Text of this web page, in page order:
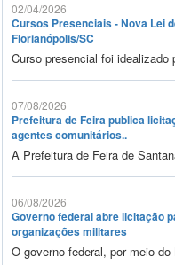
02/04/2026
Cursos Presenciais - Nova Lei
Florianópolis/SC
Curso presencial foi idealizado
07/08/2026
Prefeitura de Feira publica
agentes comunitários..
A Prefeitura de Feira de
06/08/2026
Governo federal abre licitação
organizações militares
O governo federal, por meio